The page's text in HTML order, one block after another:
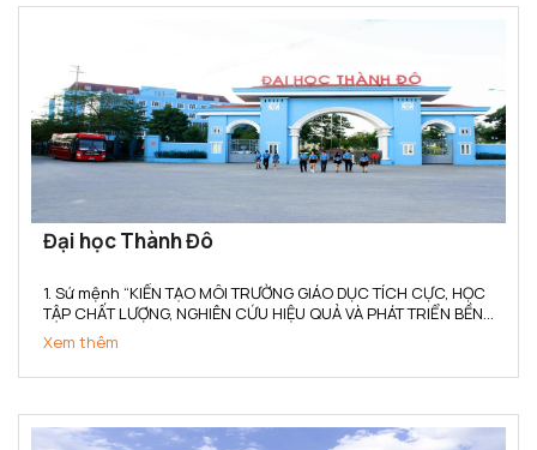
Đại học Thành Đô
1. Sứ mệnh “KIẾN TẠO MÔI TRƯỜNG GIÁO DỤC TÍCH CỰC, HỌC
TẬP CHẤT LƯỢNG, NGHIÊN CỨU HIỆU QUẢ VÀ PHÁT TRIỂN BỀN
VỮNG” (1) Trường Đại học Thành Đô kiến tạo cho người học
không gian tích hợp Học – Hành – Nghề - Nghiệp, gắn kết...
Xem thêm